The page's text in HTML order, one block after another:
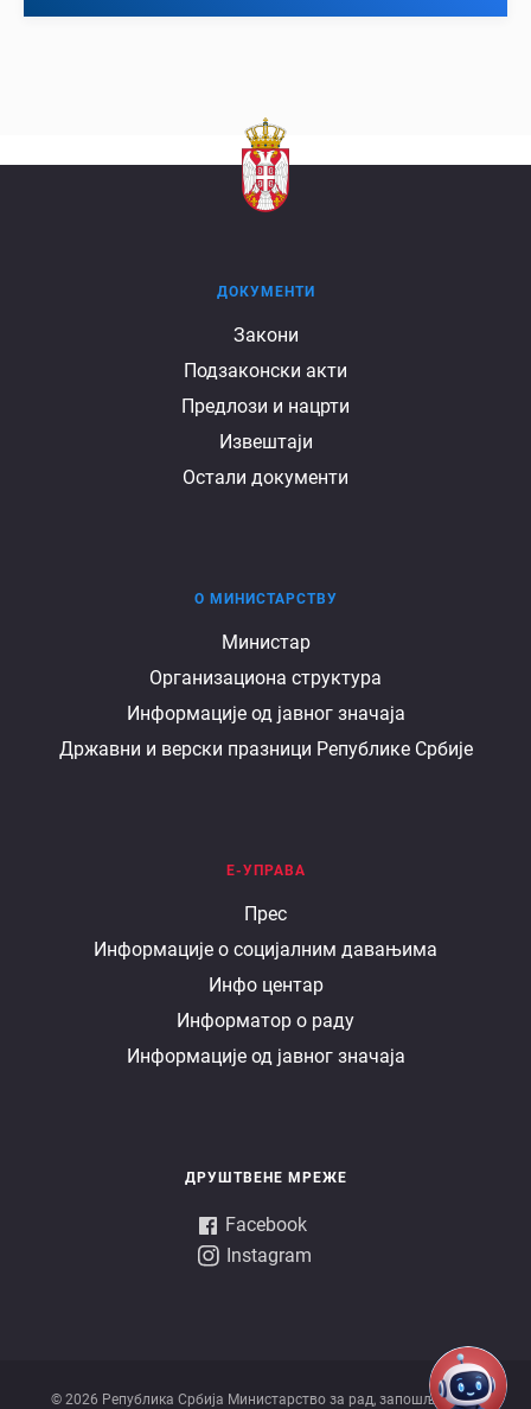
ДОКУМЕНТИ
Закони
Подзаконски акти
Предлози и нацрти
Извештаји
Остали документи
министарству
О МИНИСТАРСТВУ
Министар
Организациона структура
Информације од јавног значаја
Државни и верски празници Републике Србије
Е-УПРАВА
Прес
Информације о социјалним давањима
Инфо центар
Информатор о раду
Информације од јавног значаја
ДРУШТВЕНЕ МРЕЖЕ
Facebook
Instagram
© 2026 Републикa Србијa Министарство за рад, запошљавање,